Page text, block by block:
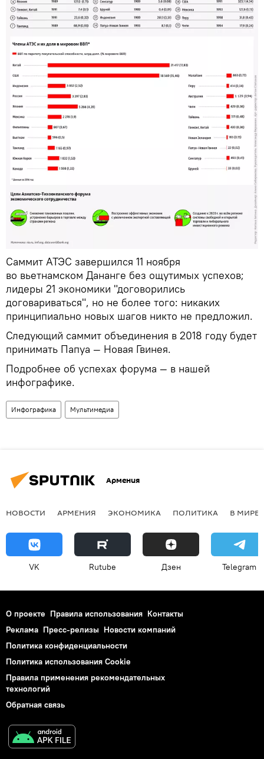
Саммит АТЭС завершился 11 ноября
во вьетнамском Дананге без ощутимых успехов;
лидеры 21 экономики "договорились
договариваться", но не более того: никаких
принципиально новых шагов никто не предложил.
Следующий саммит объединения в 2018 году будет
принимать Папуа — Новая Гвинея.
Подробнее об успехах форума — в нашей
инфографике.
Инфографика Мультимедиа
Армения
НОВОСТИ АРМЕНИЯ ЭКОНОМИКА ПОЛИТИКА В МИРЕ
VK Rutube Дзен Telegram
О проекте Правила использования Контакты
Реклама Пресс-релизы Новости компаний
Политика конфиденциальности
Политика использования Cookie
Правила применения рекомендательных
технологий
Обратная связь